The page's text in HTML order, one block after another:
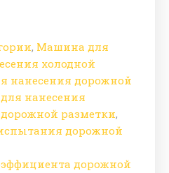
, Машина для
холодной
нанесения дорожной
нанесения
разметки,
дорожной
дорожной